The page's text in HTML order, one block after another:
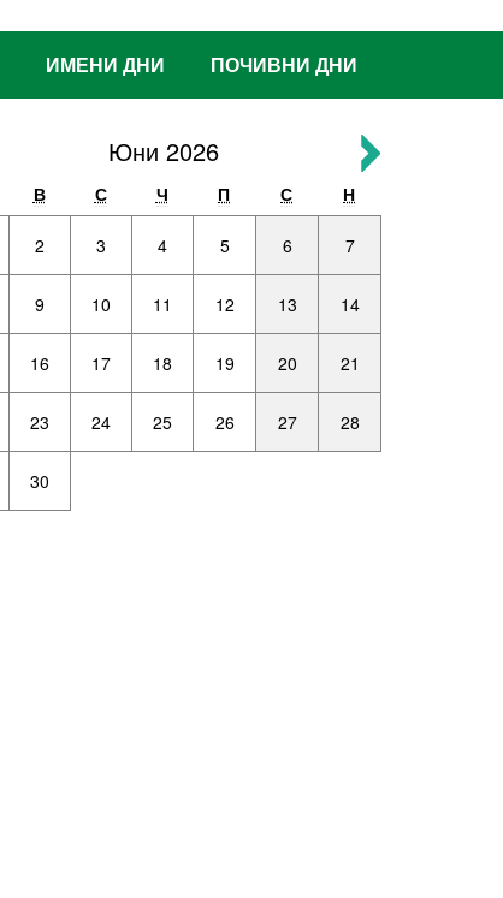
ИМЕНИ ДНИ ПОЧИВНИ ДНИ
Юни 2026
В С Ч П С Н
2 3 4 5 6 7
9 10 11 12 13 14
16 17 18 19 20 21
23 24 25 26 27 28
30